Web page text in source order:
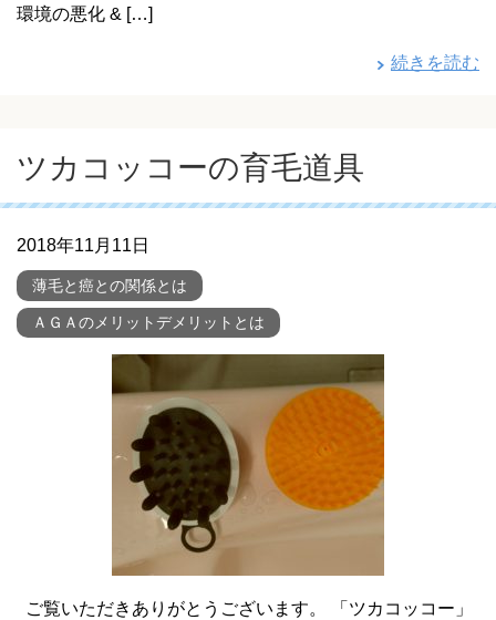
環境の悪化 & […]
続きを読む
ツカコッコーの育毛道具
2018年11月11日
薄毛と癌との関係とは
ＡＧＡのメリットデメリットとは
ご覧いただきありがとうございます。 「ツカコッコー」